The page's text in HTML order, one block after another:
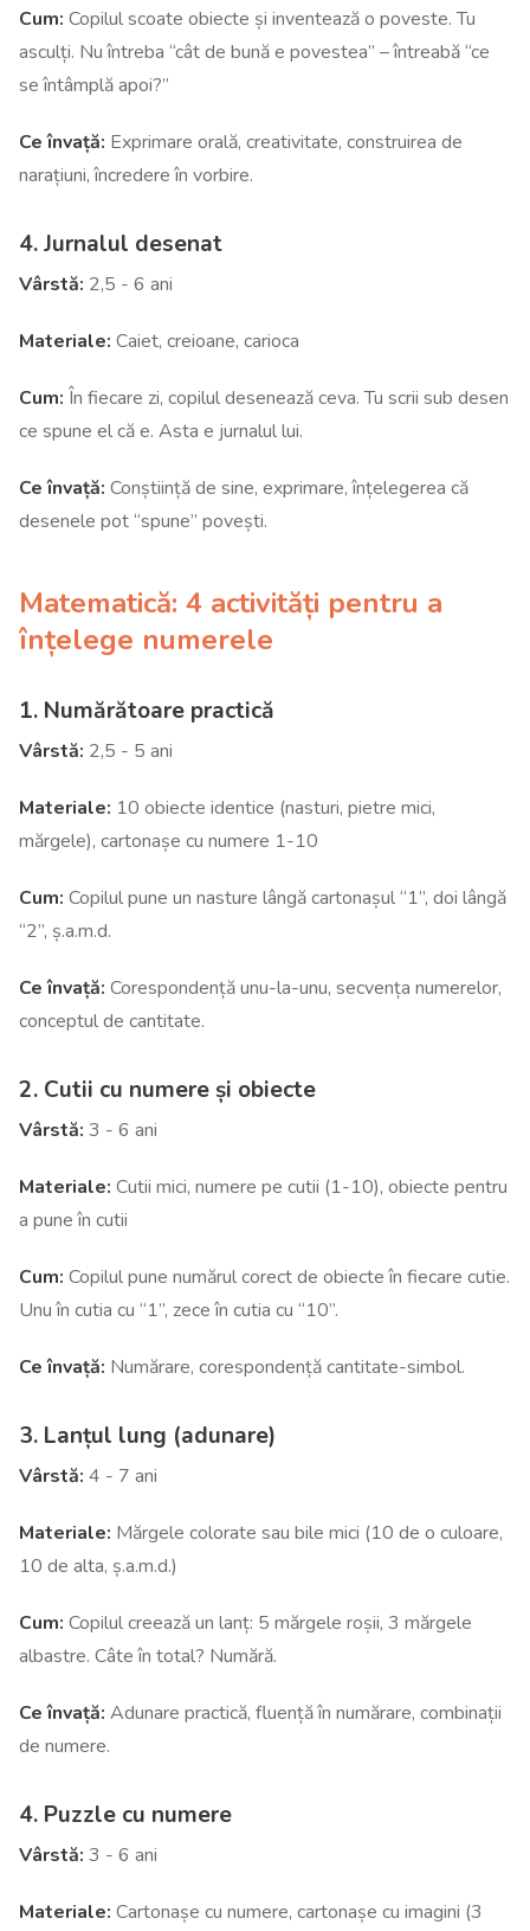
Cum: Copilul scoate obiecte și inventează o poveste. Tu
asculți. Nu întreba “cât de bună e povestea” – întreabă “ce
se întâmplă apoi?”
Ce învață: Exprimare orală, creativitate, construirea de
narațiuni, încredere în vorbire.
4. Jurnalul desenat
Vârstă: 2,5 - 6 ani
Materiale: Caiet, creioane, carioca
Cum: În fiecare zi, copilul desenează ceva. Tu scrii sub desen
ce spune el că e. Asta e jurnalul lui.
Ce învață: Conștiință de sine, exprimare, înțelegerea că
desenele pot “spune” povești.
Matematică: 4 activități pentru a
înțelege numerele
1. Numărătoare practică
Vârstă: 2,5 - 5 ani
Materiale: 10 obiecte identice (nasturi, pietre mici,
mărgele), cartonașe cu numere 1-10
Cum: Copilul pune un nasture lângă cartonașul “1”, doi lângă
“2”, ș.a.m.d.
Ce învață: Corespondență unu-la-unu, secvența numerelor,
conceptul de cantitate.
2. Cutii cu numere și obiecte
Vârstă: 3 - 6 ani
Materiale: Cutii mici, numere pe cutii (1-10), obiecte pentru
a pune în cutii
Cum: Copilul pune numărul corect de obiecte în fiecare cutie.
Unu în cutia cu “1”, zece în cutia cu “10”.
Ce învață: Numărare, corespondență cantitate-simbol.
3. Lanțul lung (adunare)
Vârstă: 4 - 7 ani
Materiale: Mărgele colorate sau bile mici (10 de o culoare,
10 de alta, ș.a.m.d.)
Cum: Copilul creează un lanț: 5 mărgele roșii, 3 mărgele
albastre. Câte în total? Numără.
Ce învață: Adunare practică, fluență în numărare, combinații
de numere.
4. Puzzle cu numere
Vârstă: 3 - 6 ani
Materiale: Cartonașe cu numere, cartonașe cu imagini (3